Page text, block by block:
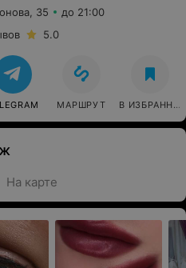
35
до 21:00
5.0
МАРШРУТ В ИЗБРАННОЕ
На карте